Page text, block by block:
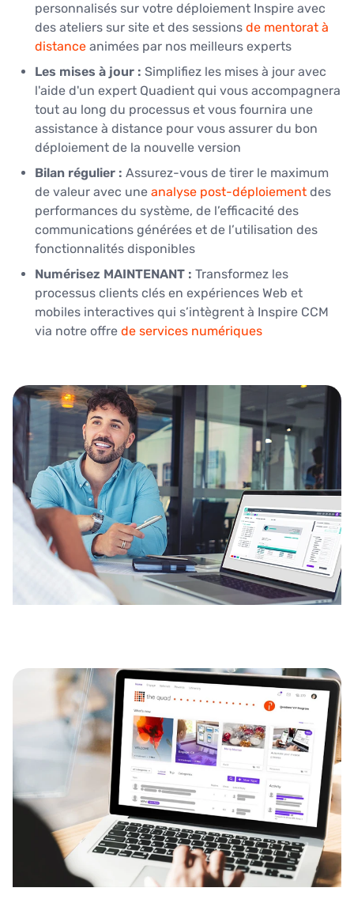
personnalisés sur votre déploiement Inspire avec
des ateliers sur site et des sessions de mentorat à
distance animées par nos meilleurs experts
Les mises à jour : Simplifiez les mises à jour avec
l'aide d'un expert Quadient qui vous accompagnera
tout au long du processus et vous fournira une
assistance à distance pour vous assurer du bon
déploiement de la nouvelle version
Bilan régulier : Assurez-vous de tirer le maximum
de valeur avec une analyse post-déploiement des
performances du système, de l’efficacité des
communications générées et de l’utilisation des
fonctionnalités disponibles
Numérisez MAINTENANT : Transformez les
processus clients clés en expériences Web et
mobiles interactives qui s’intègrent à Inspire CCM
via notre offre de services numériques